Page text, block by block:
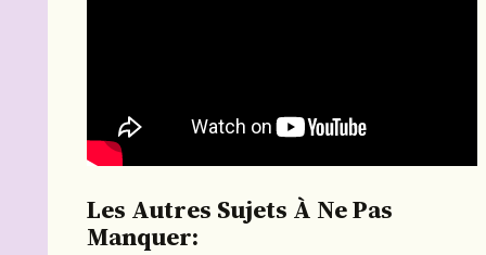
Les Autres Sujets À Ne Pas
Manquer: